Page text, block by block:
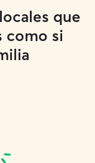
que
como si